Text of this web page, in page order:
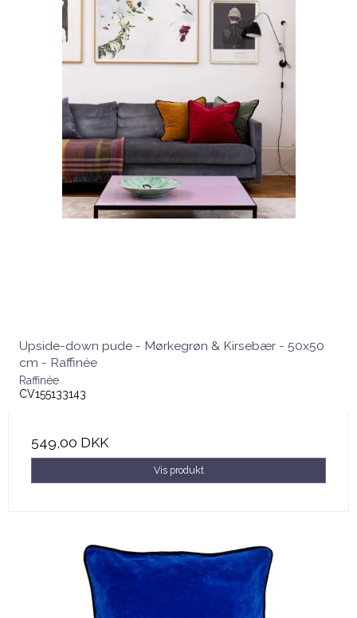
Upside-down pude - Mørkegrøn & Kirsebær - 50x50
cm - Raffinée
Raffinée
CV155133143
549,00 DKK
Vis produkt